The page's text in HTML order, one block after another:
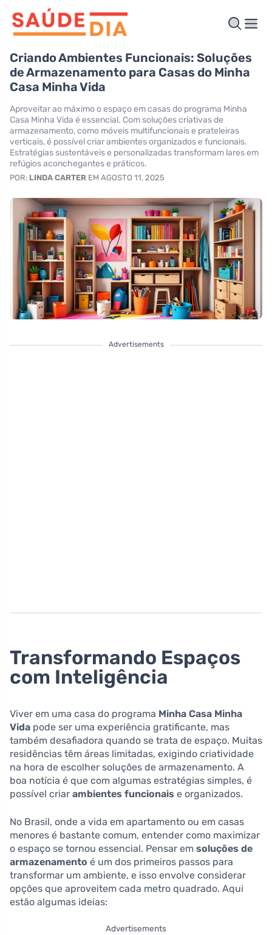
Criando Ambientes Funcionais: Soluções
de Armazenamento para Casas do Minha
Casa Minha Vida
Aproveitar ao máximo o espaço em casas do programa Minha
Casa Minha Vida é essencial. Com soluções criativas de
armazenamento, como móveis multifuncionais e prateleiras
verticais, é possível criar ambientes organizados e funcionais.
Estratégias sustentáveis e personalizadas transformam lares em
refúgios aconchegantes e práticos.
POR: LINDA CARTER EM AGOSTO 11, 2025
Advertisements
Transformando Espaços
com Inteligência
Viver em uma casa do programa Minha Casa Minha
Vida pode ser uma experiência gratificante, mas
também desafiadora quando se trata de espaço. Muitas
residências têm áreas limitadas, exigindo criatividade
na hora de escolher soluções de armazenamento. A
boa notícia é que com algumas estratégias simples, é
possível criar ambientes funcionais e organizados.
No Brasil, onde a vida em apartamento ou em casas
menores é bastante comum, entender como maximizar
o espaço se tornou essencial. Pensar em soluções de
armazenamento é um dos primeiros passos para
transformar um ambiente, e isso envolve considerar
opções que aproveitem cada metro quadrado. Aqui
estão algumas ideias:
Advertisements